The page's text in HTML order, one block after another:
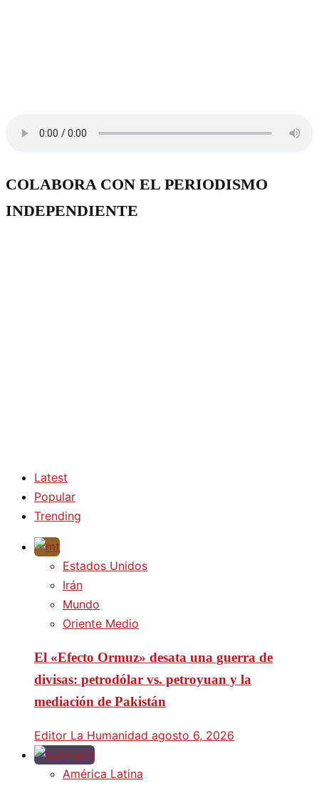
COLABORA CON EL PERIODISMO
INDEPENDIENTE
Latest
Popular
Trending
Estados Unidos
Irán
Mundo
Oriente Medio
El «Efecto Ormuz» desata una guerra de
divisas: petrodólar vs. petroyuan y la
mediación de Pakistán
Editor La Humanidad agosto 6, 2026
América Latina